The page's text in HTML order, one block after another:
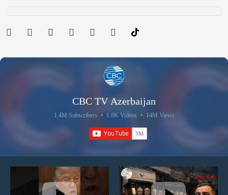
CBC TV Azerbaijan
1.4M Subscribers • 1.8K Videos • 14M Views